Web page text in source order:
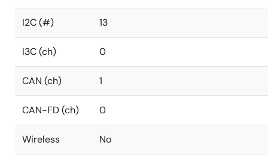
I2C (#) 13
I3C (ch) 0
CAN (ch) 1
CAN-FD (ch) 0
Wireless No